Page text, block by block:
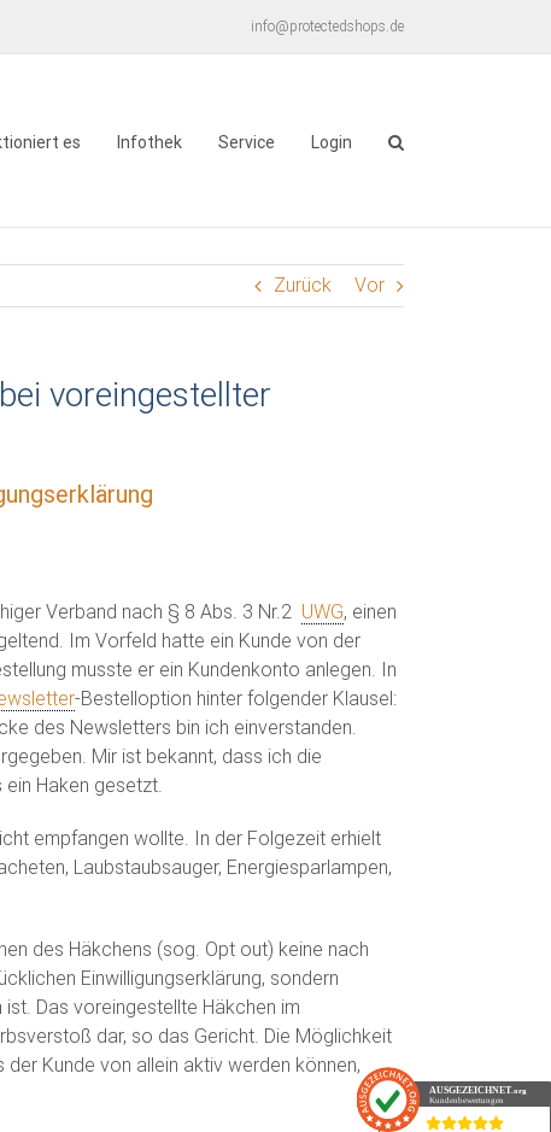
info@protectedshops.de
es Infothek Service Login
Zurück Vor
voreingestellter
Verband nach § 8 Abs. 3 Nr.2 UWG, einen
Im Vorfeld hatte ein Kunde von der
musste er ein Kundenkonto anlegen. In
-Bestelloption hinter folgender Klausel:
des Newsletters bin ich einverstanden.
Mir ist bekannt, dass ich die
Haken gesetzt.
empfangen wollte. In der Folgezeit erhielt
Laubstaubsauger, Energiesparlampen,
des Häkchens (sog. Opt out) keine nach
Einwilligungserklärung, sondern
Das voreingestellte Häkchen im
dar, so das Gericht. Die Möglichkeit
Kunde von allein aktiv werden können,
AUSGEZEICHNET.org
Kundenbewertungen